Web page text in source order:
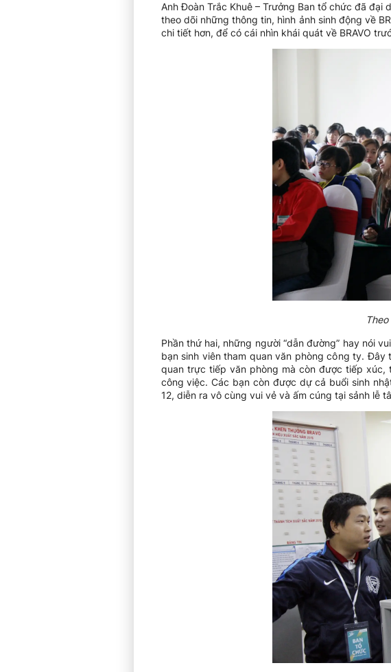
Anh Đoàn Trắc Khuê – Trưởng Ban tổ chức đã
theo dõi những thông tin, hình ảnh sinh động về
chi tiết hơn, để có cái nhìn khái quát về BRAVO
Phần thứ hai, những người “dẫn đường” hay nói
bạn sinh viên tham quan văn phòng công ty.
quan trực tiếp văn phòng mà còn được tiếp xúc,
công việc. Các bạn còn được dự cả buổi sinh
12, diễn ra vô cùng vui vẻ và ấm cúng tại sảnh lễ